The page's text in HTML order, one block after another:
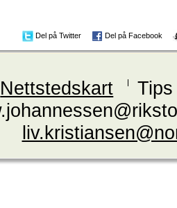
Del på Twitter Del på Facebook
Nettstedskart